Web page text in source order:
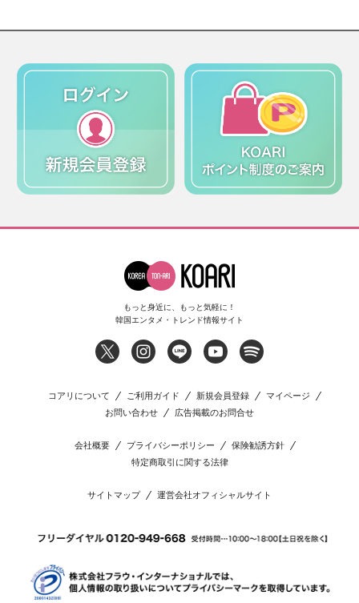
もっと身近に、もっと気軽に！
韓国エンタメ・トレンド情報サイト
コアリについて ご利用ガイド 新規会員登録
マイページ
お問い合わせ
広告掲載のお問合せ
会社概要 プライバシーポリシー
保険勧誘方針
特定商取引に関する法律
サイトマップ 運営会社オフィシャルサイト